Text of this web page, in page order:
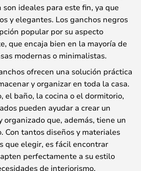
ideales para este fin, ya que
y elegantes. Los ganchos negros
popular por su aspecto
que encaja bien en la mayoría de
modernas o minimalistas.
ofrecen una solución práctica
y organizar en toda la casa.
el baño, la cocina o el dormitorio,
pueden ayudar a crear un
organizado que, además, tiene un
Con tantos diseños y materiales
que elegir, es fácil encontrar
perfectamente a su estilo
de interiorismo.